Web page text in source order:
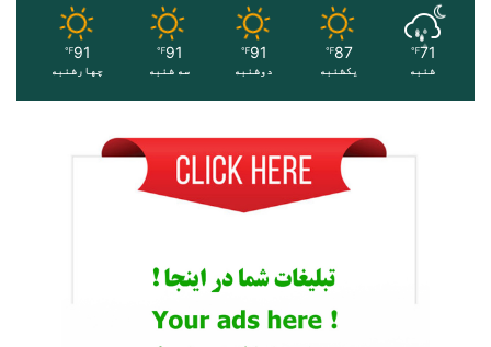
71
℉
شنبه
87
℉
یکشنبه
91
℉
دوشنبه
91
℉
سه شنبه
91
℉
چهارشنبه